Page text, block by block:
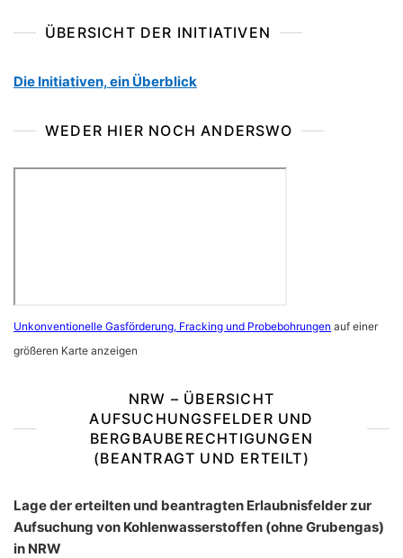
ÜBERSICHT DER INITIATIVEN
Die Initiativen, ein Überblick
WEDER HIER NOCH ANDERSWO
Unkonventionelle Gasförderung, Fracking und Probebohrungen auf einer
größeren Karte anzeigen
NRW – ÜBERSICHT
AUFSUCHUNGSFELDER UND
BERGBAUBERECHTIGUNGEN
(BEANTRAGT UND ERTEILT)
Lage der erteilten und beantragten Erlaubnisfelder zur
Aufsuchung von Kohlenwasserstoffen (ohne Grubengas)
in NRW